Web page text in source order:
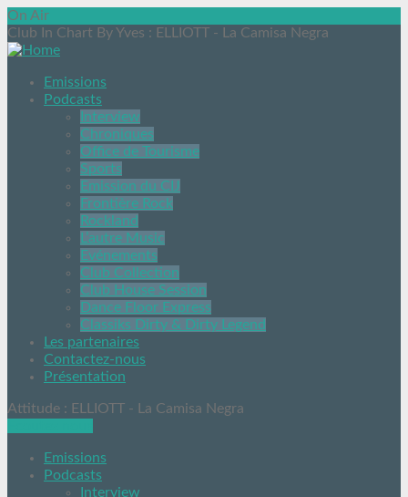
On Air
Club In Chart By Yves : ELLIOTT - La Camisa Negra
Emissions
Podcasts
Interview
Chroniques
Office de Tourisme
Sports
Emission du CIJ
Frontière Rock
Rockland
L’autre Music
Evénements
Club Collection
Club House Session
Dance Floor Express
Classiks Dirty & Dirty Legend
Les partenaires
Contactez-nous
Présentation
Attitude : ELLIOTT - La Camisa Negra
Emissions
Podcasts
Interview